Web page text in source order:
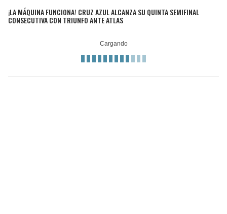
¡LA MÁQUINA FUNCIONA! CRUZ AZUL ALCANZA SU QUINTA SEMIFINAL
CONSECUTIVA CON TRIUNFO ANTE ATLAS